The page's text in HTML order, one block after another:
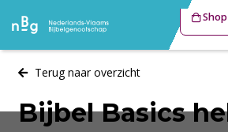
Shop
Terug naar overzicht
Bijbel Basics